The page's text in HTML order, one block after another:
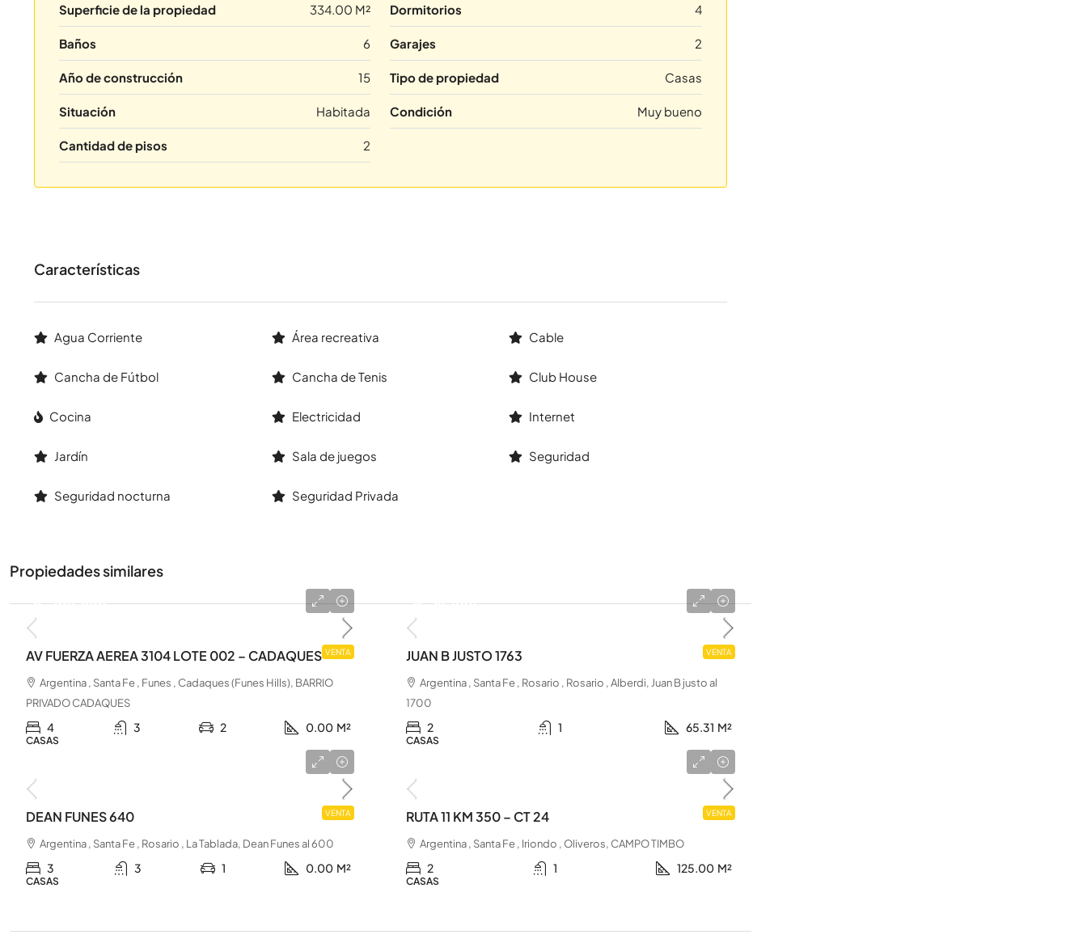
Superficie de la propiedad 334.00 M² Dormitorios 4
Baños 6 Garajes 2
Año de construcción 15 Tipo de propiedad Casas
Situación Habitada Condición Muy bueno
Cantidad de pisos 2
Características
Agua Corriente Área recreativa Cable
Cancha de Fútbol Cancha de Tenis Club House
Cocina Electricidad Internet
Jardín Sala de juegos Seguridad
Seguridad nocturna Seguridad Privada
Propiedades similares
VENTA
u$s 390.000
AV FUERZA AEREA 3104 LOTE 002 – CADAQUES
Argentina , Santa Fe , Funes , Cadaques (Funes Hills), BARRIO
PRIVADO CADAQUES
4 3 2 0.00 M²
CASAS
VENTA
u$s 72.000
JUAN B JUSTO 1763
Argentina , Santa Fe , Rosario , Rosario , Alberdi, Juan B justo al
1700
2 1 65.31 M²
CASAS
VENTA
DEAN FUNES 640
Argentina , Santa Fe , Rosario , La Tablada, Dean Funes al 600
3 3 1 0.00 M²
CASAS
VENTA
RUTA 11 KM 350 – CT 24
Argentina , Santa Fe , Iriondo , Oliveros, CAMPO TIMBO
2 1 125.00 M²
CASAS